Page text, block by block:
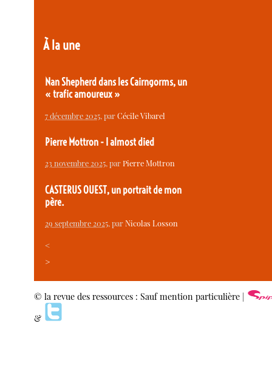
À la une
Nan Shepherd dans les Cairngorms, un
« trafic amoureux »
7 décembre 2025, parCécile Vibarel
Pierre Mottron - I almost died
23 novembre 2025, parPierre Mottron
CASTERUS OUEST, un portrait de mon
père.
29 septembre 2025, parNicolas Losson
<
>
© la revue des ressources : Sauf mention particulière |
&